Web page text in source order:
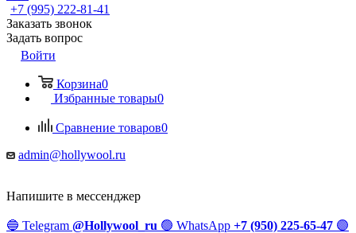
+7 (995) 222-81-41
Заказать звонок
Задать вопрос
Войти
Корзина0
Избранные товары0
Сравнение товаров0
admin@hollywool.ru
Напишите в мессенджер
🔵 Telegram @Hollywool_ru 🟢 WhatsApp +7 (950) 225-65-47 🟣